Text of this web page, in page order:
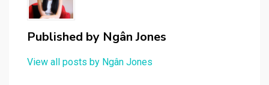
Published by Ngân Jones
View all posts by Ngân Jones